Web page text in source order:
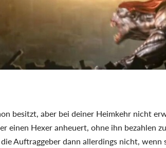
besitzt, aber bei deiner Heimkehr nicht
einen Hexer anheuert, ohne ihn bezahlen
Auftraggeber dann allerdings nicht,